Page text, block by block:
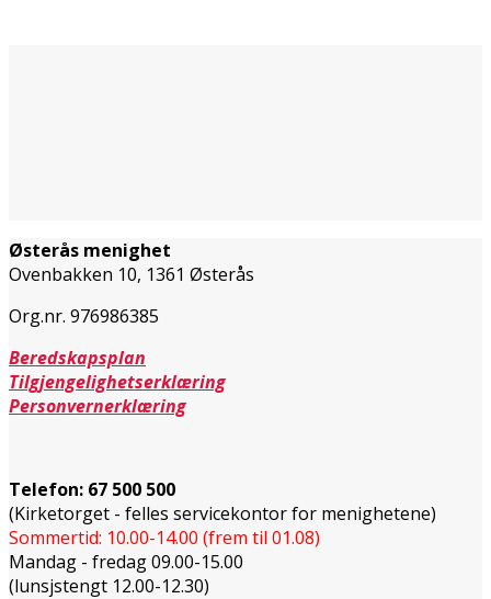
Østerås menighet
Ovenbakken 10, 1361 Østerås
Org.nr. 976986385
Beredskapsplan
Tilgjengelighetserklæring
Personvernerklæring
Telefon: 67 500 500
(Kirketorget - felles servicekontor for menighetene)
Sommertid: 10.00-14.00 (frem til 01.08)
Mandag - fredag 09.00-15.00
(lunsjstengt 12.00-12.30)